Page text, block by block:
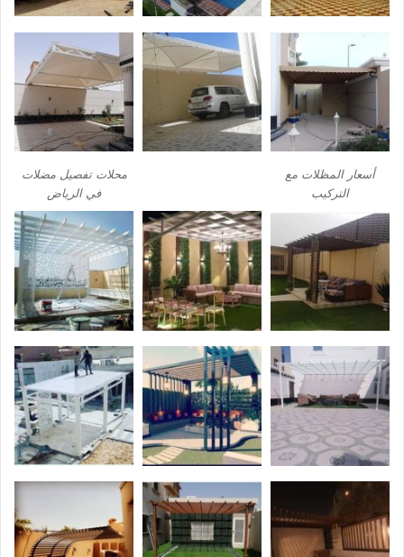
أسعار المظلات مع
التركيب
محلات تفصيل مضلات
في الرياض